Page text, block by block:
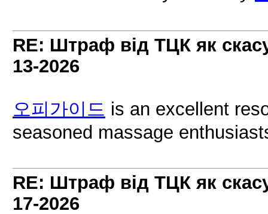
RE: Штраф від ТЦК як
13-2026
오피가이드 is an excellent
seasoned massage
RE: Штраф від ТЦК як
17-2026